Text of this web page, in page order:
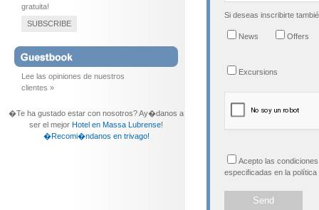
Si deseas inscribirte
News Offers
Excursions
Acepto las
especificadas en la
gratuita!
SUBSCRIBE
Lee las opiniones de nuestros
clientes »
�Te ha gustado estar con nosotros? Ay�danos a
ser el mejor Hotel en Massa Lubrense!
�Recomi�ndanos en trivago!